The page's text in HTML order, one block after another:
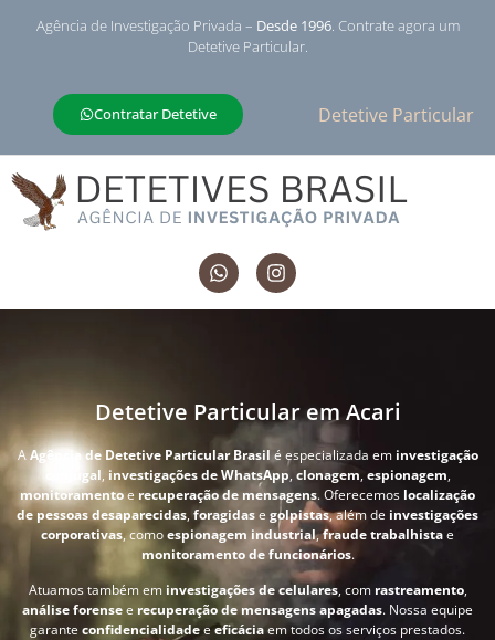
Agência de Investigação Privada – Desde 1996. Contrate agora um
Detetive Particular.
Contratar Detetive Detetive Particular
Detetive Particular em Acari
AAgência de Detetive Particular Brasil é especializada em investigação
conjugal, investigações de WhatsApp, clonagem,espionagem,
monitoramentoe recuperação de mensagens. Oferecemos localização
de pessoas desaparecidas, foragidase golpistas, além de investigações
corporativas, comoespionagem industrial,fraude trabalhistae
monitoramento de funcionários.
Atuamos também em investigações de celulares, com rastreamento,
análise forensee recuperação de mensagens apagadas. Nossa equipe
garante confidencialidadeeeficáciaem todos os serviços prestados.